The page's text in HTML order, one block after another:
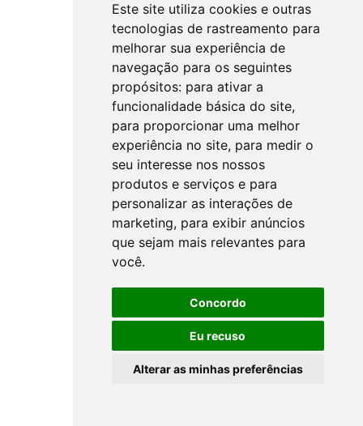
Este site utiliza cookies e outras
tecnologias de rastreamento para
melhorar sua experiência de
navegação para os seguintes
propósitos: para ativar a
funcionalidade básica do site,
para proporcionar uma melhor
experiência no site, para medir o
seu interesse nos nossos
produtos e serviços e para
personalizar as interações de
marketing, para exibir anúncios
que sejam mais relevantes para
você.
Concordo
Eu recuso
Alterar as minhas preferências